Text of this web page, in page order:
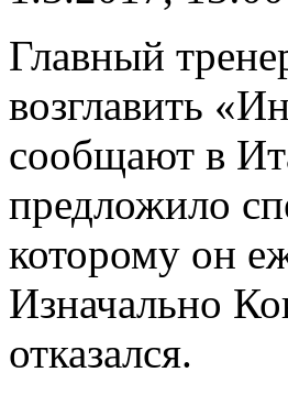
Главный
возглавить
сообщают в
предложило
которому он
Изначально
отказался.